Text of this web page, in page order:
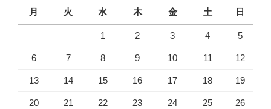
月
火 水 木 金 土 日
1 2 3 4 5
6 7 8 9 10 11 12
13 14 15 16 17 18 19
20 21 22 23 24 25 26